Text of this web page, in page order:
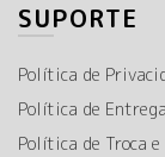
SUPORTE
Política de
Política de
Política de Troca e